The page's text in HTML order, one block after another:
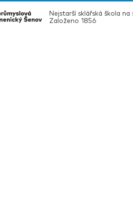
Nejstarší sklářská škola na
Založeno 1856